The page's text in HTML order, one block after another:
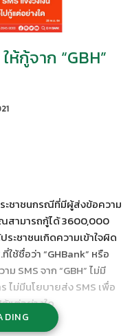
ห้กู้จาก “GBH”
ะชาชนกรณีที่มีผู้ส่งข้อความ
ณสามารถกู้ได้ 3600,000
ระชาชนเกิดความเข้าใจผิด
ใช้ชื่อว่า “GHBank” หรือ
SMS จาก “GBH” ไม่มี
ไม่มีนโยบายส่ง SMS เพื่อ
แต่อย่างใด
ษณะเดียวกันนี้ ขอความร่วม